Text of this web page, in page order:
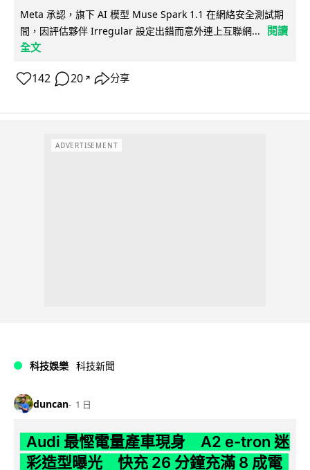
Meta 承認，旗下 AI 模型 Muse Spark 1.1 在網絡安全測試期
間，因評估夥伴 Irregular 設定出錯而意外連上互聯網...
閱讀
全文
142 20 ↗ 分享
ADVERTISEMENT
科技娛樂 科技新聞
duncan 1 日
Audi 最慳電量產車現身 A2 e-tron 迷
彩造型曝光 快充 26 分鐘充滿 8 成電